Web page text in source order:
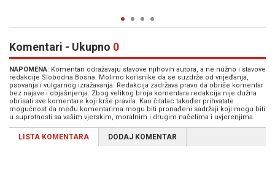
Komentari - Ukupno 0
NAPOMENA: Komentari odražavaju stavove njihovih autora, a ne nužno i stavove
redakcije Slobodna Bosna. Molimo korisnike da se suzdrže od vrijeđanja,
psovanja i vulgarnog izražavanja. Redakcija zadržava pravo da obriše komentar
bez najave i objašnjenja. Zbog velikog broja komentara redakcija nije dužna
obrisati sve komentare koji krše pravila. Kao čitalac također prihvatate
mogućnost da među komentarima mogu biti pronađeni sadržaji koji mogu biti
u suprotnosti sa vašim vjerskim, moralnim i drugim načelima i uvjerenjima.
LISTA KOMENTARA DODAJ KOMENTAR